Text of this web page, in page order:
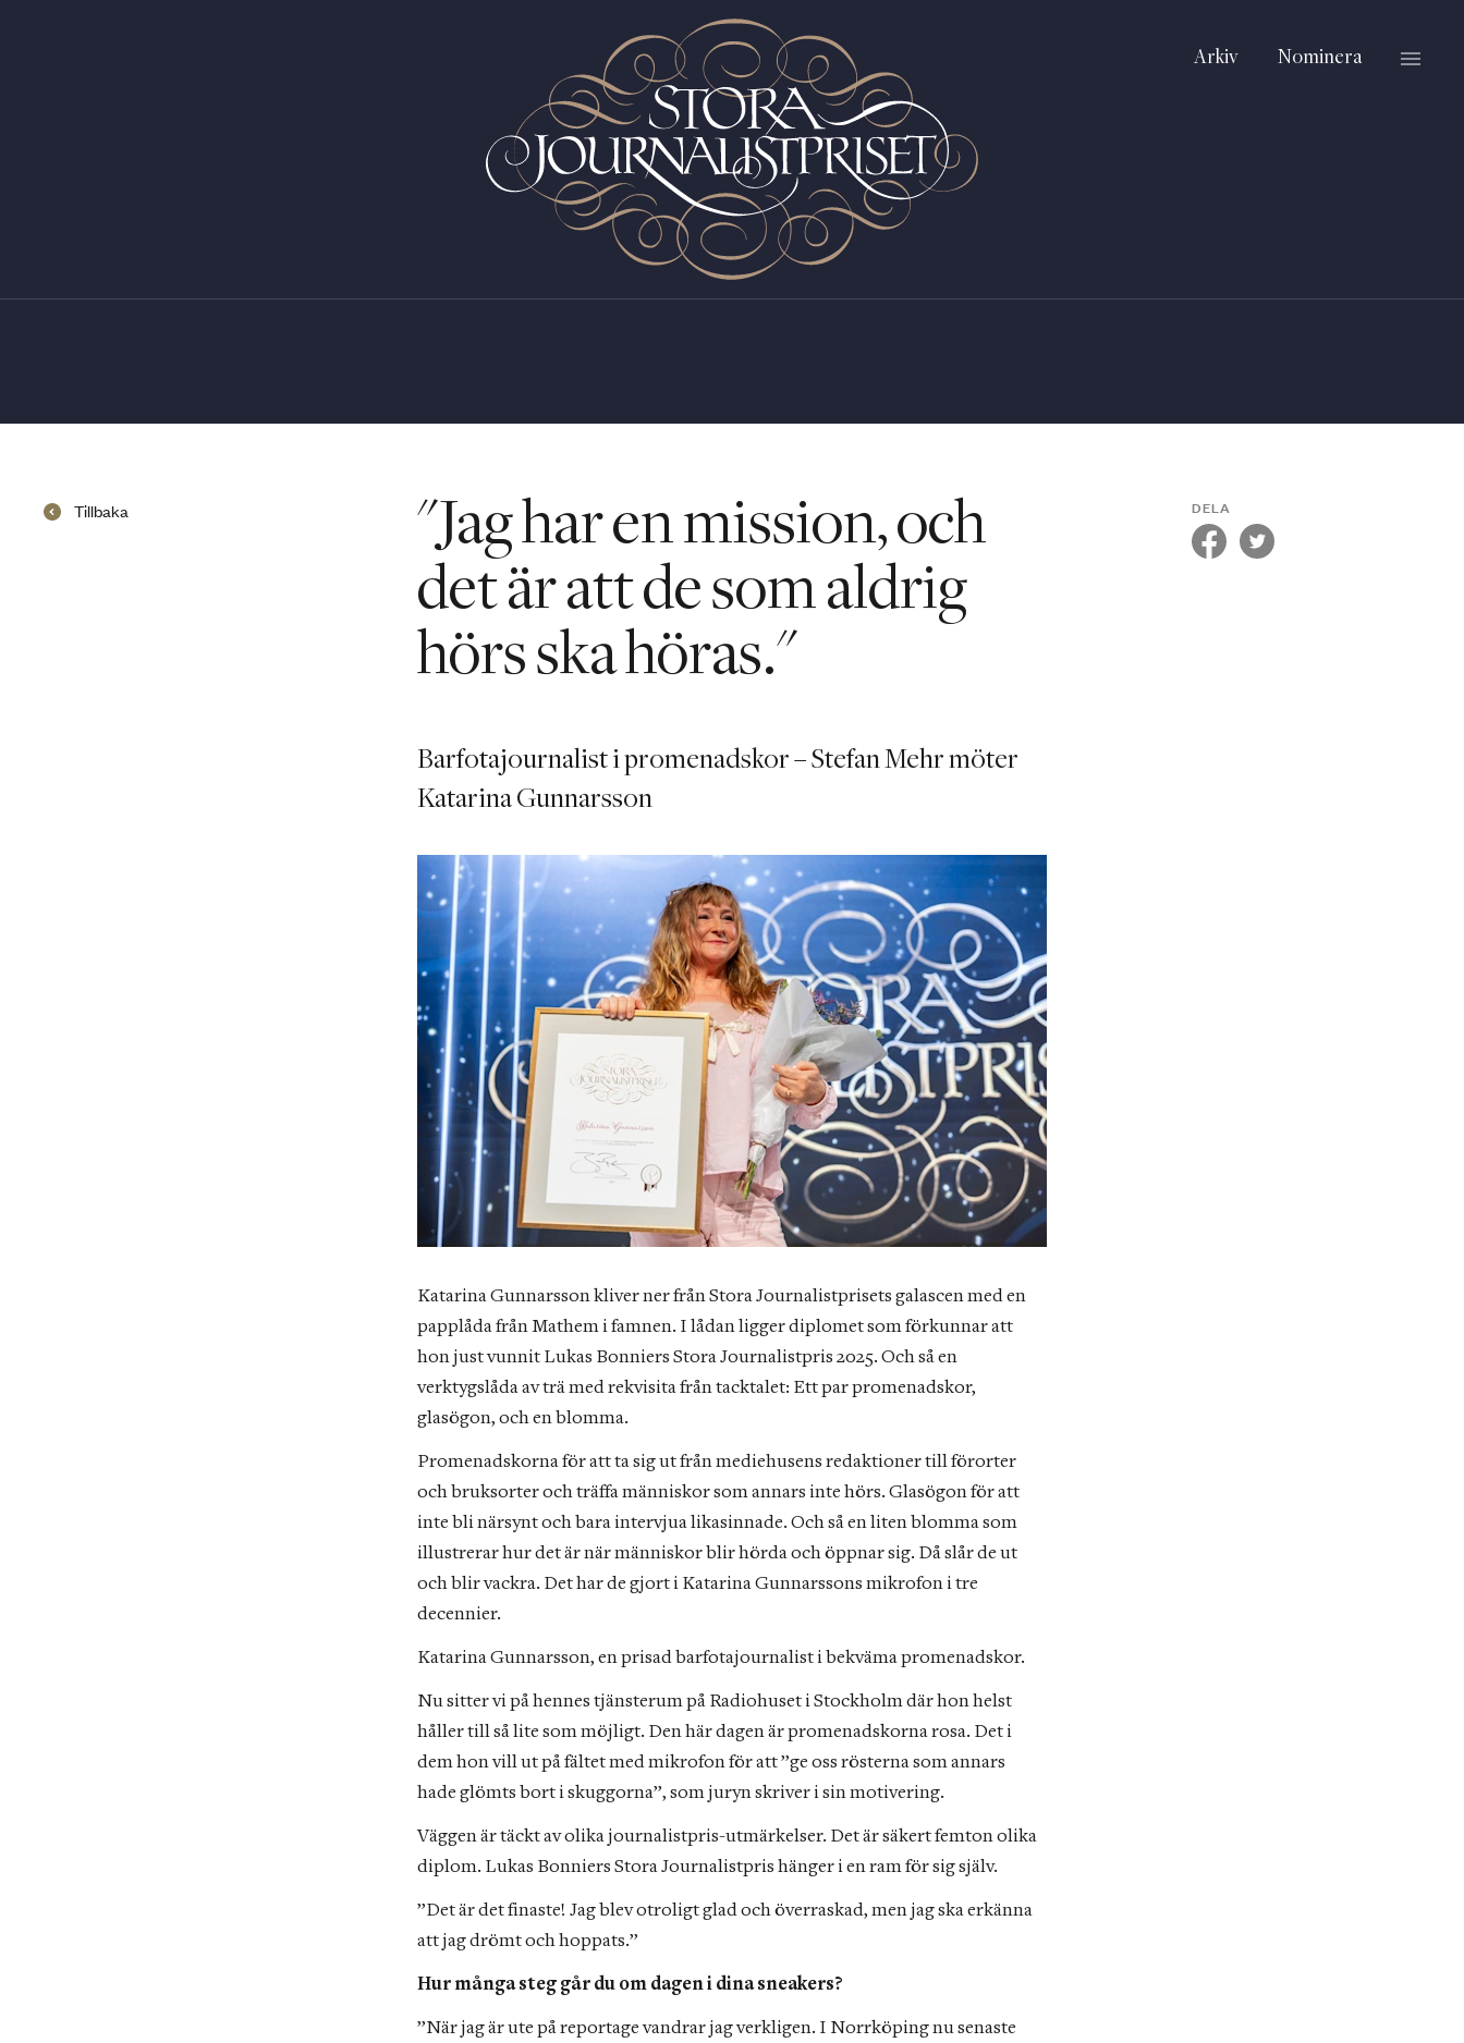
Arkiv Nominera
"Jag har en mission, och
det är att de som aldrig
hörs ska höras."
Barfotajournalist i promenadskor – Stefan Mehr möter
Katarina Gunnarsson
Katarina Gunnarsson kliver ner från Stora Journalistprisets galascen med en
papplåda från Mathem i famnen. I lådan ligger diplomet som förkunnar att
hon just vunnit Lukas Bonniers Stora Journalistpris 2025. Och så en
verktygslåda av trä med rekvisita från tacktalet: Ett par promenadskor,
glasögon, och en blomma.
Promenadskorna för att ta sig ut från mediehusens redaktioner till förorter
och bruksorter och träffa människor som annars inte hörs. Glasögon för att
inte bli närsynt och bara intervjua likasinnade. Och så en liten blomma som
illustrerar hur det är när människor blir hörda och öppnar sig. Då slår de ut
och blir vackra. Det har de gjort i Katarina Gunnarssons mikrofon i tre
decennier.
Katarina Gunnarsson, en prisad barfotajournalist i bekväma promenadskor.
Nu sitter vi på hennes tjänsterum på Radiohuset i Stockholm där hon helst
håller till så lite som möjligt. Den här dagen är promenadskorna rosa. Det i
dem hon vill ut på fältet med mikrofon för att ”ge oss rösterna som annars
hade glömts bort i skuggorna”, som juryn skriver i sin motivering.
Väggen är täckt av olika journalistpris-utmärkelser. Det är säkert femton olika
diplom. Lukas Bonniers Stora Journalistpris hänger i en ram för sig själv.
”Det är det finaste! Jag blev otroligt glad och överraskad, men jag ska erkänna
att jag drömt och hoppats.”
Hur många steg går du om dagen i dina sneakers?
”När jag är ute på reportage vandrar jag verkligen. I Norrköping nu senaste
Tillbaka DELA